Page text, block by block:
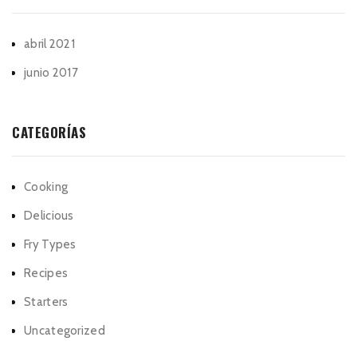
abril 2021
junio 2017
CATEGORÍAS
Cooking
Delicious
Fry Types
Recipes
Starters
Uncategorized